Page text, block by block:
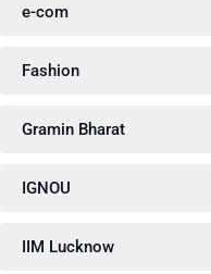
e-com
Fashion
Gramin Bharat
IGNOU
IIM Lucknow